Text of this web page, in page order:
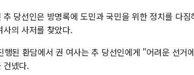
추 당선인은 방명록에 도민과 국민을 위한 정치를 다
사의 사저를 찾았다.
행된 환담에서 권 여사는 추 당선인에게 "어려운 선거
건넸다.